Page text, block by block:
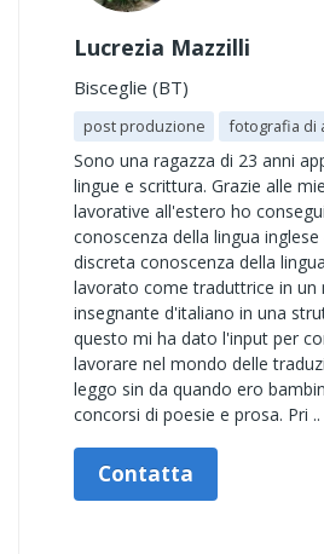
Lucrezia Mazzilli
Bisceglie (BT)
post produzione fotografia di
Sono una ragazza di 23 anni
lingue e scrittura. Grazie alle
lavorative all'estero ho
conoscenza della lingua inglese
discreta conoscenza della
lavorato come traduttrice in un
insegnante d'italiano in una
questo mi ha dato l'input per
lavorare nel mondo delle
leggo sin da quando ero
concorsi di poesie e prosa. Pri ..
Contatta